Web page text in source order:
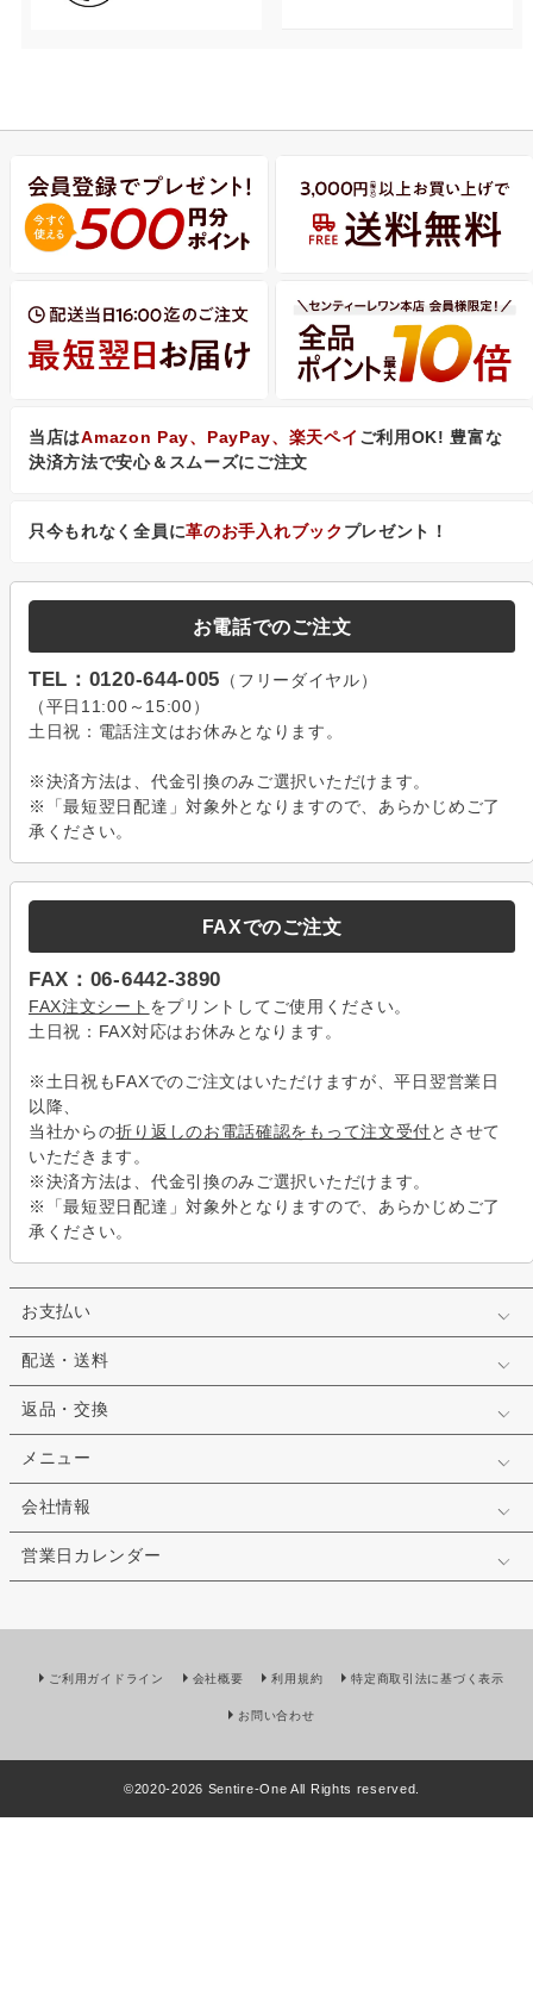
当店はAmazon Pay、PayPay、楽天ペイ ご利用OK! 豊富な
決済方法で安心＆スムーズにご注文
只今もれなく全員に革のお手入れブック プレゼント！
お電話でのご注文
TEL：0120-644-005 （フリーダイヤル）
（平日11:00～15:00）
土日祝：電話注文はお休みとなります。
※決済方法は、代金引換のみご選択いただけます。
※「最短翌日配達」対象外となりますので、あらかじめご了
承ください。
FAXでのご注文
FAX：06-6442-3890
FAX注文シート をプリントしてご使用ください。
土日祝：FAX対応はお休みとなります。
※土日祝もFAXでのご注文はいただけますが、平日翌営業日
以降、
当社からの折り返しのお電話確認をもって注文受付とさせて
いただきます。
※決済方法は、代金引換のみご選択いただけます。
※「最短翌日配達」対象外となりますので、あらかじめご了
承ください。
お支払い
配送・送料
返品・交換
メニュー
会社情報
営業日カレンダー
ご利用ガイドライン 会社概要 利用規約 特定商取引法に基づく表示
お問い合わせ
©2020-2026 Sentire-One All Rights reserved.